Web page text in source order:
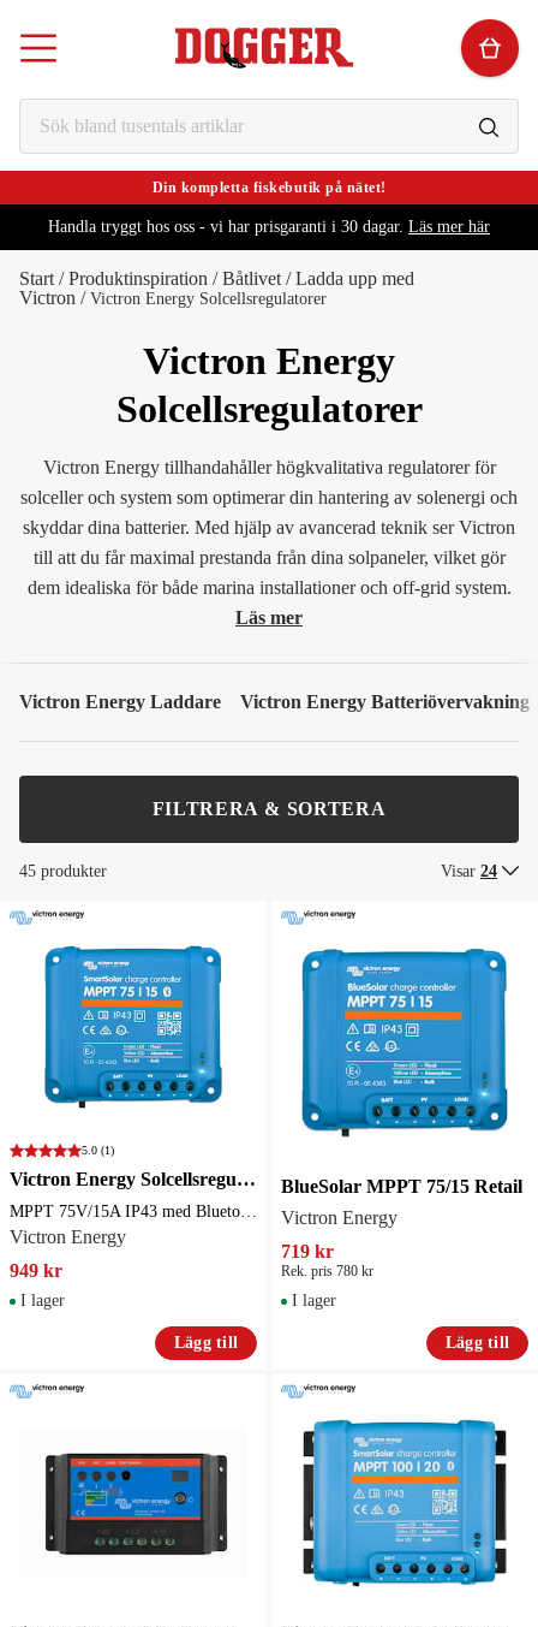
Din kompletta fiskebutik på nätet!
Handla tryggt hos oss - vi har prisgaranti i 30 dagar. Läs mer här
Start /Produktinspiration /Båtlivet /Ladda upp med
Victron / Victron Energy Solcellsregulatorer
Victron Energy
Solcellsregulatorer
Victron Energy tillhandahåller högkvalitativa regulatorer för
solceller och system som optimerar din hantering av solenergi och
skyddar dina batterier. Med hjälp av avancerad teknik ser Victron
till att du får maximal prestanda från dina solpaneler, vilket gör
dem idealiska för både marina installationer och off-grid system.
Läs mer
Victron Energy Laddare Victron Energy Batteriövervakning
FILTRERA & SORTERA
45 produkter Visar 24
5.0 (1)
Victron Energy Solcellsregulator SmartSolar MPPT 75V/15A IP43 med Bluetooth
Victron Energy
949 kr
I lager
Lägg till
BlueSolar MPPT 75/15 Retail
Victron Energy
719 kr
Rek. pris 780 kr
I lager
Lägg till